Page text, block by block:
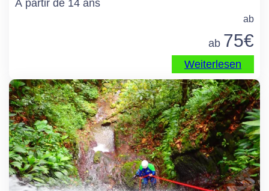
À partir de 14 ans
ab
ab 75€
Weiterlesen